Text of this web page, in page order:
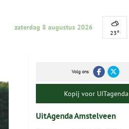
zaterdag 8 augustus 2026
23°
Volg ons
Kopij voor UITagenda
UitAgenda Amstelveen